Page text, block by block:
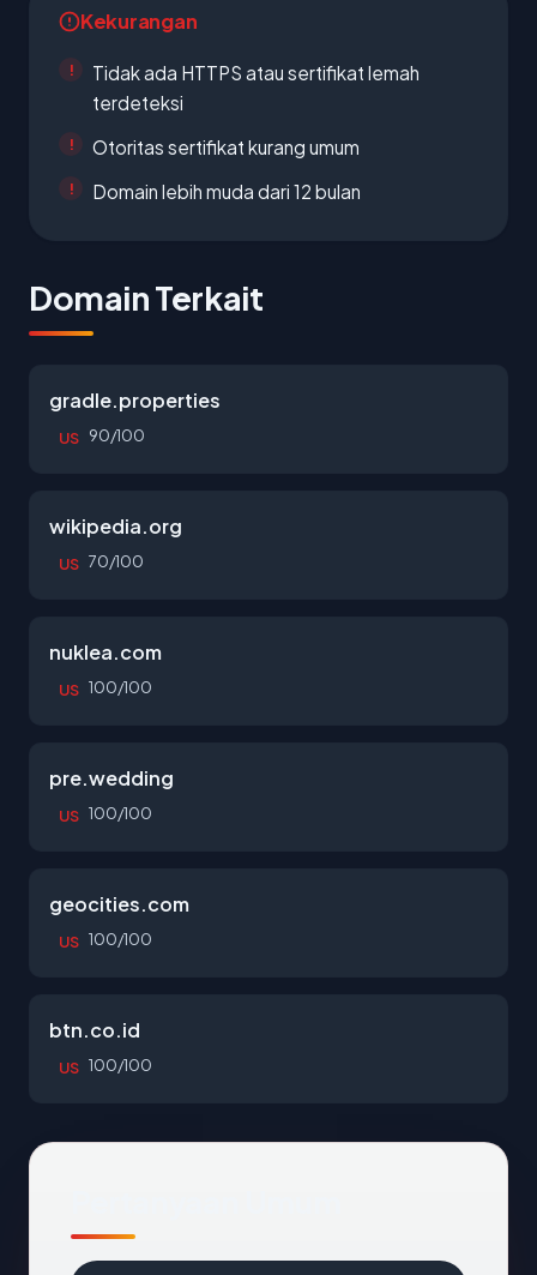
Kekurangan
Tidak ada HTTPS atau sertifikat lemah
terdeteksi
Otoritas sertifikat kurang umum
Domain lebih muda dari 12 bulan
Domain Terkait
gradle.properties
US 90/100
wikipedia.org
US 70/100
nuklea.com
US 100/100
pre.wedding
US 100/100
geocities.com
US 100/100
btn.co.id
US 100/100